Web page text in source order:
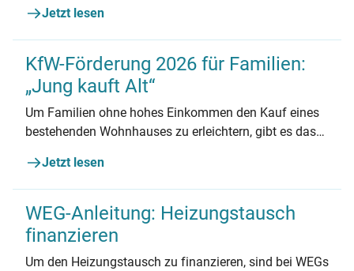
Jetzt lesen
KfW-Förderung 2026 für Familien:
„Jung kauft Alt“
Um Familien ohne hohes Einkommen den Kauf eines
bestehenden Wohnhauses zu erleichtern, gibt es das
alles Wichtige zum Förderprogramm und den
Voraussetzungen.
Jetzt lesen
WEG-Anleitung: Heizungstausch
finanzieren
Um den Heizungstausch zu finanzieren, sind bei WEGs